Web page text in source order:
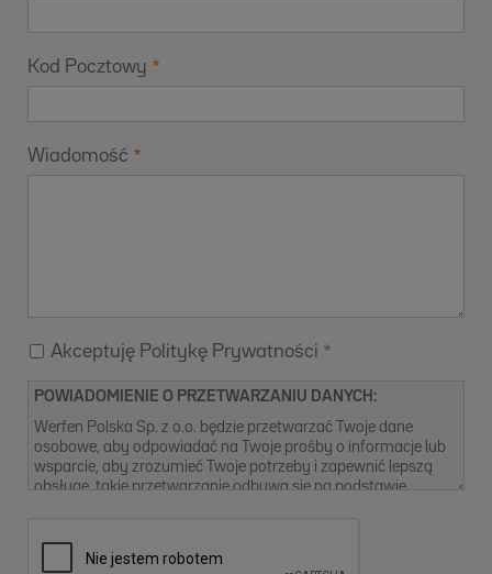
Kod Pocztowy
Wiadomość
Akceptuję Politykę Prywatności
POWIADOMIENIE O PRZETWARZANIU DANYCH:
Werfen Polska Sp. z o.o. będzie przetwarzać Twoje dane
osobowe, aby odpowiadać na Twoje prośby o informacje lub
wsparcie, aby zrozumieć Twoje potrzeby i zapewnić lepszą
obsługę, takie przetwarzanie odbywa się na podstawie
sposobu korzystania ze swoich praw możesz znaleźć w
Polityce prywatności